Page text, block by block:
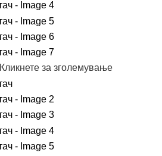
Кликнете за зголемување